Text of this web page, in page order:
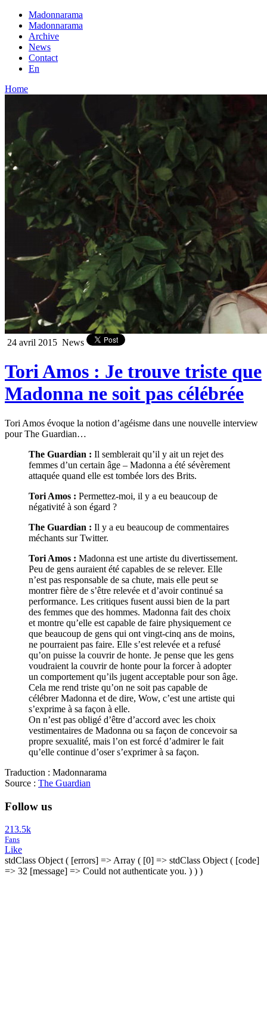
Madonnarama
Madonnarama
Archive
News
Contact
En
Home
24 avril 2015 News
Tori Amos : Je trouve triste que
Madonna ne soit pas célébrée
Tori Amos évoque la notion d’agéisme dans une nouvelle interview
pour The Guardian…
The Guardian : Il semblerait qu’il y ait un rejet des
femmes d’un certain âge – Madonna a été sévèrement
attaquée quand elle est tombée lors des Brits.
Tori Amos : Permettez-moi, il y a eu beaucoup de
négativité à son égard ?
The Guardian : Il y a eu beaucoup de commentaires
méchants sur Twitter.
Tori Amos : Madonna est une artiste du divertissement.
Peu de gens auraient été capables de se relever. Elle
n’est pas responsable de sa chute, mais elle peut se
montrer fière de s’être relevée et d’avoir continué sa
performance. Les critiques fusent aussi bien de la part
des femmes que des hommes. Madonna fait des choix
et montre qu’elle est capable de faire physiquement ce
que beaucoup de gens qui ont vingt-cinq ans de moins,
ne pourraient pas faire. Elle s’est relevée et a refusé
qu’on puisse la couvrir de honte. Je pense que les gens
voudraient la couvrir de honte pour la forcer à adopter
un comportement qu’ils jugent acceptable pour son âge.
Cela me rend triste qu’on ne soit pas capable de
célébrer Madonna et de dire, Wow, c’est une artiste qui
s’exprime à sa façon à elle.
On n’est pas obligé d’être d’accord avec les choix
vestimentaires de Madonna ou sa façon de concevoir sa
propre sexualité, mais l’on est forcé d’admirer le fait
qu’elle continue d’oser s’exprimer à sa façon.
Traduction : Madonnarama
Source : The Guardian
Follow us
213.5k
Fans
Like
stdClass Object ( [errors] => Array ( [0] => stdClass Object ( [code]
=> 32 [message] => Could not authenticate you. ) ) )